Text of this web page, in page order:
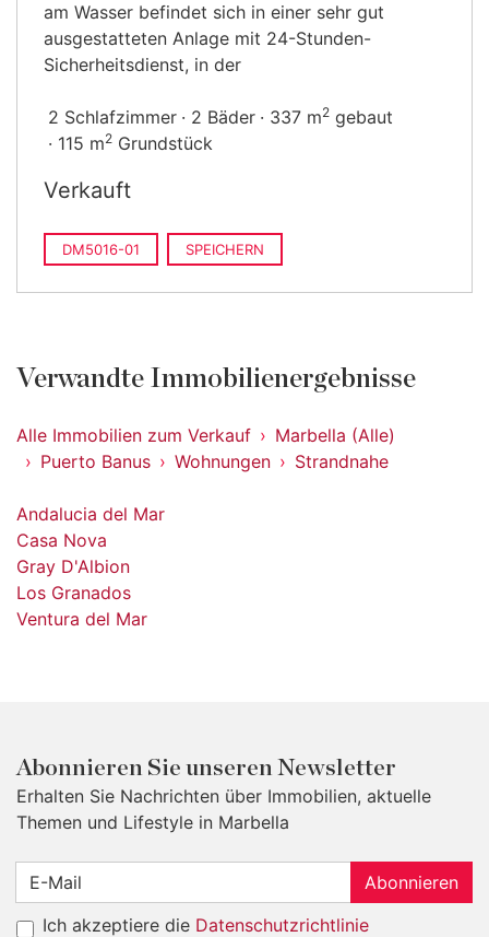
am Wasser befindet sich in einer sehr gut
ausgestatteten Anlage mit 24-Stunden-
Sicherheitsdienst, in der
2 Schlafzimmer 2 Bäder 337 m2 gebaut
115 m2 Grundstück
Verkauft
DM5016-01 SPEICHERN
Verwandte Immobilienergebnisse
Alle Immobilien zum Verkauf
Marbella (Alle)
Puerto Banus
Wohnungen Strandnahe
Andalucia del Mar
Casa Nova
Gray D'Albion
Los Granados
Ventura del Mar
Abonnieren Sie unseren Newsletter
Erhalten Sie Nachrichten über Immobilien, aktuelle
Themen und Lifestyle in Marbella
Abonnieren
Ich akzeptiere die Datenschutzrichtlinie